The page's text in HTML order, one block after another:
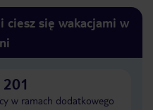
ciesz się wakacjami w
w ramach dodatkowego